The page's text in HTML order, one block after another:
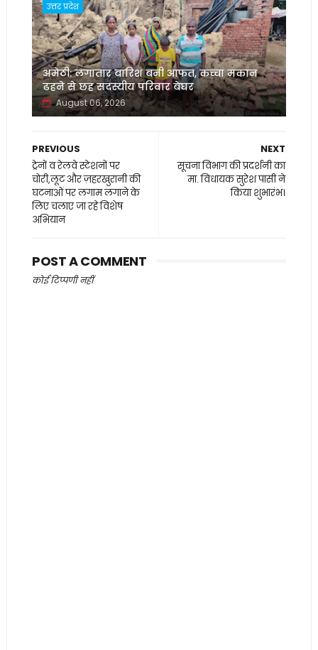
उत्तर प्रदेश
अमेठी: लगातार बारिश बनी आफत, कच्चा मकान
ढहने से छह सदस्यीय परिवार बेघर
August 06, 2026
NEXT
सूचना विभाग की प्रदर्शनी का
मा. विधायक सुरेश पासी ने
किया शुभारंभ।
PREVIOUS
ट्रेनों व रेलवे स्टेशनों पर
चोरी,लूट और ज़हरखुरानी की
घटनाओं पर लगाम लगाने के
लिए चलाए जा रहे विशेष
अभियान
POST A COMMENT
कोई टिप्पणी नहीं